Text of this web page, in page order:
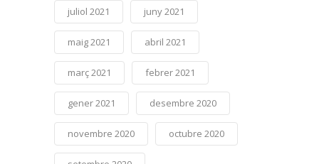
juliol 2021 juny 2021
maig 2021 abril 2021
març 2021 febrer 2021
gener 2021 desembre 2020
novembre 2020 octubre 2020